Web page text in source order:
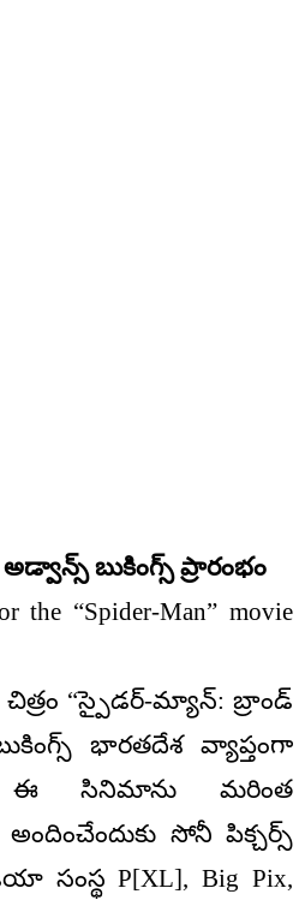
బుకింగ్స్ ప్రారంభం
the “Spider-Man” movie
“స్పైడర్-మ్యాన్: బ్రాండ్
భారతదేశ వ్యాప్తంగా
ఈ సినిమాను మరింత
అందించేందుకు సోనీ పిక్చర్స్
సంస్థ P[XL], Big Pix,